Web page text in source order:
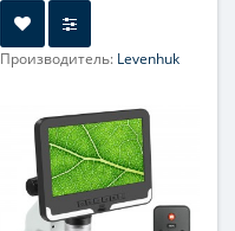
Производитель: Levenhuk
(панкратический)
Увеличение, крат:7-45
Окуляр (ы):WF10х/22 мм
Фокусировка:Грубая